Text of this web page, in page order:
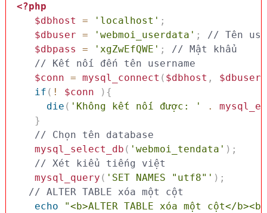
<?php
$dbhost
= 'localhost' ;
$dbuser = 'webmoi_userdata' ;
// Tên
$dbpass
= 'xgZwEfQWE' ;
// Mật khẩu
// Kết nối đến tên username
$conn = mysql_connect ( $dbhost , $dbuser
if ( ! $conn ) {
die ( 'Không kết nối được: ' .
}
// Chọn tên database
mysql_select_db ( 'webmoi_tendata' ) ;
// Xét kiểu tiếng việt
mysql_query ( 'SET NAMES "utf8"' ) ;
// ALTER TABLE xóa một cột
echo
"<b>ALTER TABLE xóa một cột</